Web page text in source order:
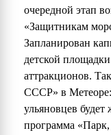
очередной этап
«Защитникам
Запланирован
детской
аттракционов.
СССР» в Метеоре:
ульяновцев будет
программа «Парк,